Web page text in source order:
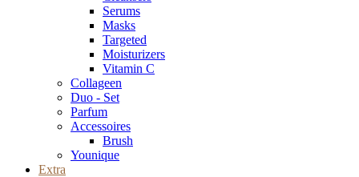
Serums
Masks
Targeted
Moisturizers
Vitamin C
Collageen
Duo - Set
Parfum
Accessoires
Brush
Younique
Extra